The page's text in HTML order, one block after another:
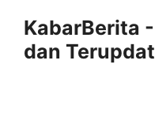
KabarBerita
dan